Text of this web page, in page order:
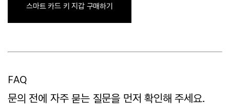
스마트 카드 키 지갑 구매하기
FAQ
문의 전에 자주 묻는 질문을 먼저 확인해 주세요.